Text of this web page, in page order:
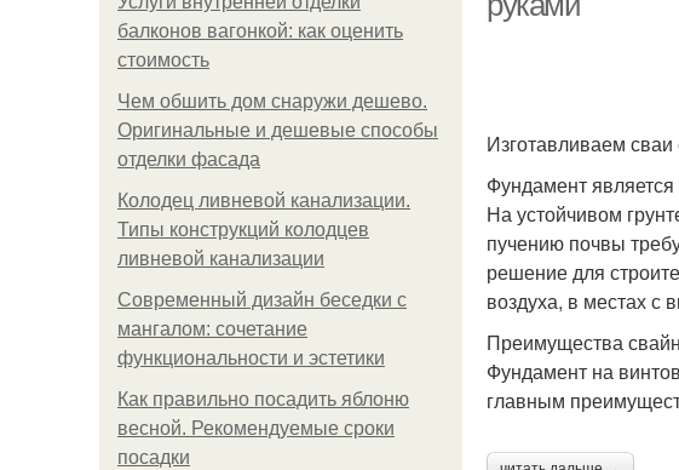
балконов вагонкой: как оценить
стоимость
Чем обшить дом снаружи дешево.
Оригинальные и дешевые способы
отделки фасада
Колодец ливневой канализации.
Типы конструкций колодцев
ливневой канализации
Современный дизайн беседки с
мангалом: сочетание
функциональности и эстетики
Как правильно посадить яблоню
весной. Рекомендуемые сроки
посадки
Изготавливаем
Фундамент
На устойчивом
пучению почвы
решение для
воздуха, в местах с
Преимущества
Фундамент на
главным